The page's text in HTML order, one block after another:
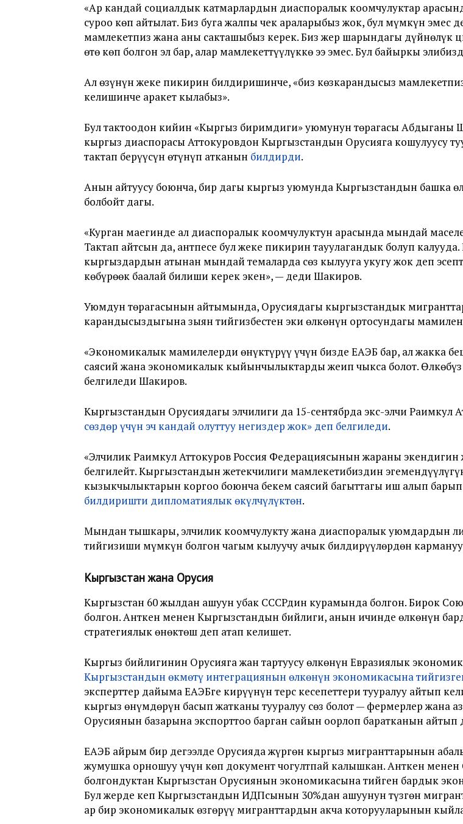
«Ар кандай социалдык катмарлардын диаспоралык коомчулуктар
суроо көп айтылат. Биз буга жалпы чек араларыбыз жок, бул мүмкүн
мамлекетпиз жана аны сакташыбыз керек. Биз жер шарындагы дүйнөлүк
өтө көп болгон эл бар, алар мамлекеттүүлүккө ээ эмес. Бул байыркы
Ал өзүнүн жеке пикирин билдиришинче, «биз көзкарандысыз
келишинче аракет кылабыз».
Бул тактоодон кийин «Кыргыз биримдиги» уюмунун төрагасы Абдыганы
кыргыз диаспорасы Аттокуровдон Кыргызстандын Орусияга кошулуусу
тактап берүүсүн өтүнүп атканын билдирди.
Анын айтуусу боюнча, бир дагы кыргыз уюмунда Кыргызстандын башка
болбойт дагы.
«Курган маегинде ал диаспоралык коомчулуктун арасында мындай
Тактап айтсын да, антпесе бул жеке пикирин таңуулагандык болуп
кыргыздардын атынан мындай темаларда сөз кылууга укугу жок деп
көбүрөөк баалай билиши керек экен», — деди Шакиров.
Уюмдун төрагасынын айтымында, Орусиядагы кыргызстандык
карандысыздыгына зыян тийгизбестен эки өлкөнүн ортосундагы
«Экономикалык мамилелерди өнүктүрүү үчүн бизде ЕАЭБ бар, ал жакка
саясий жана экономикалык кыйынчылыктарды жеңип чыкса болот.
белгиледи Шакиров.
Кыргызстандын Орусиядагы элчилиги да 15-сентябрда экс-элчи Раимкул
сөздөр үчүн эч кандай олуттуу негиздер жок» деп белгиледи.
«Элчилик Раимкул Аттокуров Россия Федерациясынын жараны
белгилейт. Кыргызстандын жетекчилиги мамлекетибиздин
кызыкчылыктарын коргоо боюнча бекем саясий багыттагы иш алып барып
билдиришти дипломатиялык өкүлчүлүктөн.
Мындан тышкары, элчилик коомчулукту жана диаспоралык уюмдардын
тийгизиши мүмкүн болгон чагым кылуучу ачык билдирүүлөрдөн
Кыргызстан жана Орусия
Кыргызстан 60 жылдан ашуун убак СССРдин курамында болгон. Бирок
болгон. Анткен менен Кыргызстандын бийлиги, анын ичинде өлкөнүн
стратегиялык өнөктөш деп атап келишет.
Кыргыз бийлигинин Орусияга жан тартуусу өлкөнүн Евразиялык
Кыргызстандын өкмөтү интеграциянын өлкөнүн экономикасына
эксперттер дайыма ЕАЭБге кирүүнүн терс кесепеттери тууралуу айтып
кыргыз өнүмдөрүн басып жатканы тууралуу сөз болот — фермерлер жана
Орусиянын базарына экспорттоо барган сайын оорлоп баратканын айтып
ЕАЭБ айрым бир деңгээлде Орусияда жүргөн кыргыз мигранттарынын
жумушка орношуу үчүн көп документ чогултпай калышкан. Анткен
болгондуктан Кыргызстан Орусиянын экономикасына тийген бардык
Бул жерде кеп Кыргызстандын ИДПсынын 30%дан ашуунун түзгөн
ар бир экономикалык өзгөрүү мигранттардын акча которууларынын